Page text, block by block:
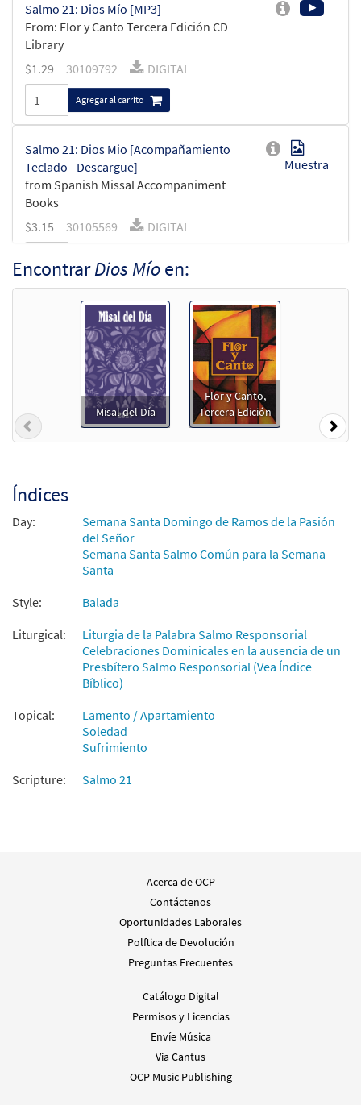
Salmo 21: Dios Mío [MP3]
From: Flor y Canto Tercera Edición CD
Library
$1.29 30109792 DIGITAL
Agregar al carrito
Salmo 21: Dios Mio [Acompañamiento
Teclado - Descargue]
from Spanish Missal Accompaniment
Books
Muestra
$3.15 30105569 DIGITAL
Salmo 21: Dios Mio [Acompañamiento
Guitarra - Descargue]
from Spanish Missal Accompaniment
30105570 DIGITAL
Agregar al carrito
from Flor y Canto tercera edición
$2.15 30112070 DIGITAL
Agregar al carrito
EncontrarDios Míoen:
Misal del Día
Flor y Canto,
Tercera Edición
Previous
Índices
Day:
Semana Santa Domingo de Ramos de la Pasión
del Señor
Semana Santa Salmo Común para la Semana
Santa
Style:
Balada
Liturgical:
Liturgia de la Palabra Salmo Responsorial
Celebraciones Dominicales en la ausencia de un
Presbítero Salmo Responsorial (Vea Índice
Bíblico)
Topical:
Lamento / Apartamiento
Soledad
Sufrimiento
Scripture:
Salmo 21
Acerca de OCP
Contáctenos
Oportunidades Laborales
Polftica de Devolución
Preguntas Frecuentes
Catálogo Digital
Permisos y Licencias
Envíe Música
Via Cantus
OCP Music Publishing